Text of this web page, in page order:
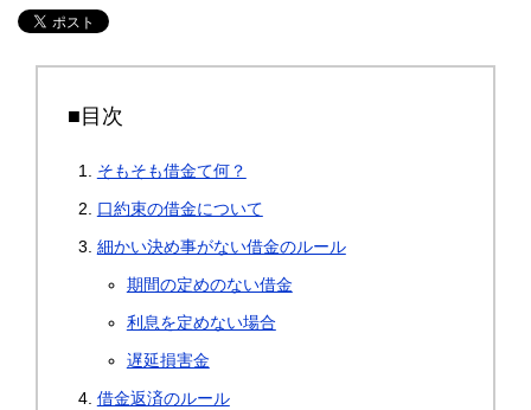
■目次
そもそも借金て何？
口約束の借金について
細かい決め事がない借金のルール
期間の定めのない借金
利息を定めない場合
遅延損害金
借金返済のルール